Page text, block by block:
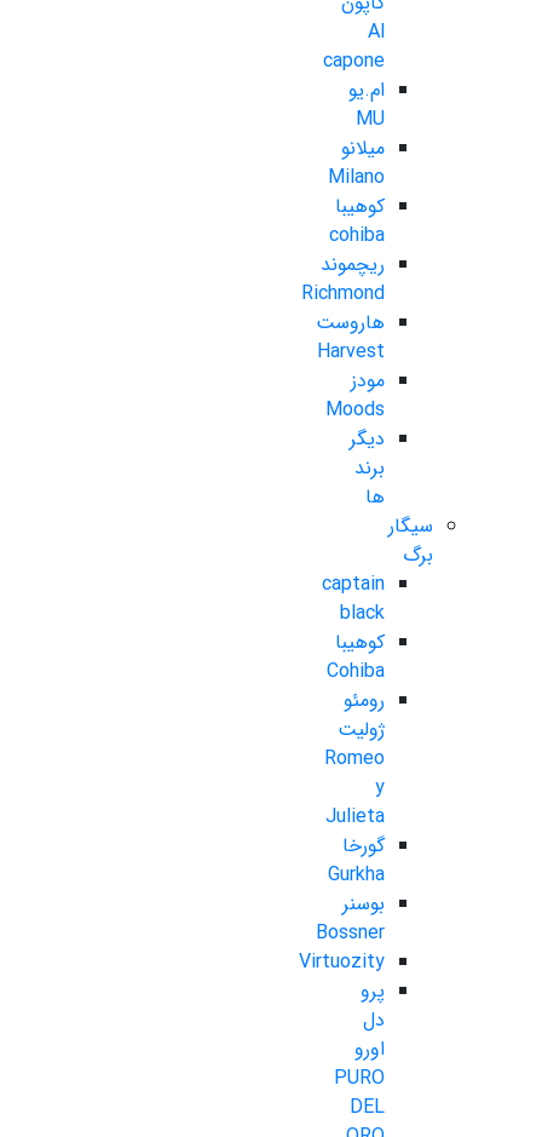
Al
capone
ام.یو
MU
میلانو
Milano
کوهیبا
cohiba
ریچموند
Richmond
هاروست
Harvest
مودز
Moods
دیگر
برند
ها
سیگار
برگ
captain
black
کوهیبا
Cohiba
رومئو
ژولیت
Romeo
y
Julieta
گورخا
Gurkha
بوسنر
Bossner
Virtuozity
پرو
دل
اورو
PURO
DEL